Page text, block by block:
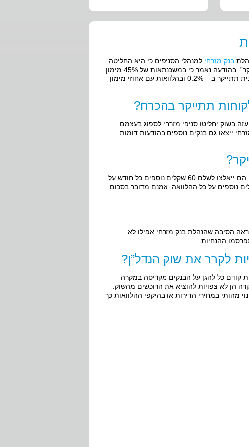
בנק מזרחי למנהלי הסניפים כי היא החליטה
לייקר את עלות ההון להעמדת משכנתאות, זאת כפי שדווח ב”דה מרקר”. בהודעה נאמר כי במשכנתאות של 45% מימון
הריבית תעלה ב – 0.1%, בהלוואות באחוזי מימון שבין 45 – 60 הריבית תתייקר ב – 0.2% ובהלוואות עם אחוזי מימון
תתייקר בהכרח?
בשוק יחליטו סניפי מזרחי לספוג בעצמם
ייצאו גם בנקים נוספים בהודעות דומות
אם אכן יגלגלו הבנקים את מלוא עלות צעדי בנק ישראל על הלקוחות, הם ייאלצו לשלם 60 שקלים נוספים כל חודש על
800 אלף שנלקחה ל – 20 שנה וסה”כ כ – 19,000 שקלים נוספים על כל ההלוואה. אמנם מדובר בסכום
החל מינואר 2013 וזאת ככל הנראה הסיבה שהנהלת בנק מזרחי אפילו לא
ההנחיות.
לקרר את שוק הנדל”ן?
קודם כל להגן על הבנקים מקריסה במקרה
הן לא צפויות להוציא את הרוכשים מהשוק.
מהותי במחירי הדירות או בהיקפי ההלוואות כך